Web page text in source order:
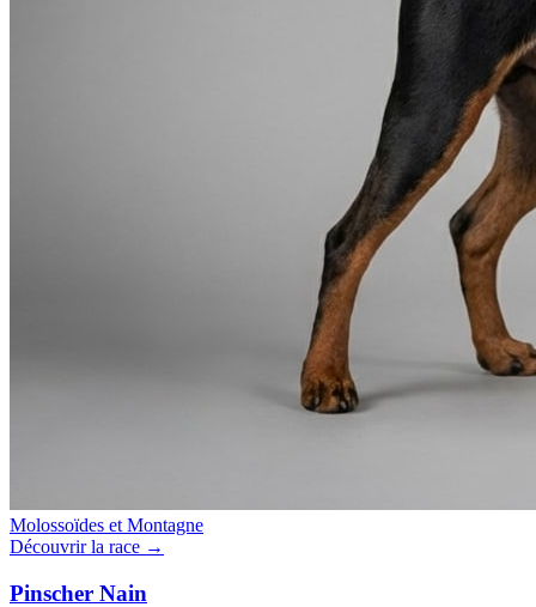
Molossoïdes et Montagne
Découvrir la race →
Pinscher Nain